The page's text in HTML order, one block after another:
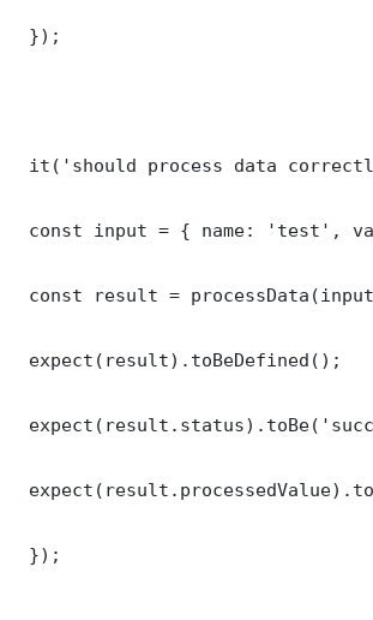
});
it('should process data
const input = { name: 'test',
const result =
expect(result).toBeDefined();
});